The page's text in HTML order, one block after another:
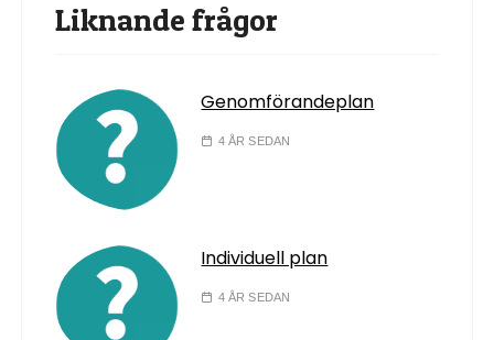
Liknande frågor
Genomförandeplan
4 ÅR SEDAN
Individuell plan
4 ÅR SEDAN